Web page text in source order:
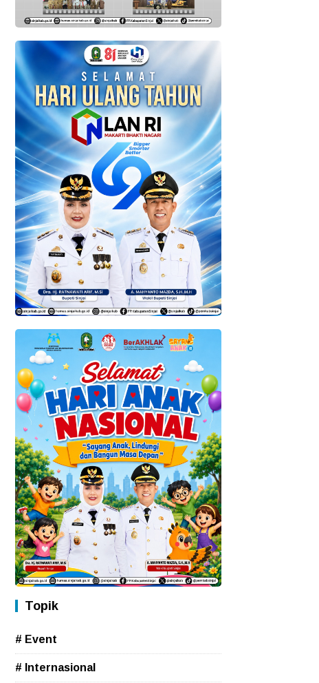
Topik
# Event
# Internasional